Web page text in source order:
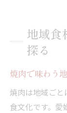
地域食
探る
焼肉で味わう
焼肉は地域ご
食文化です。